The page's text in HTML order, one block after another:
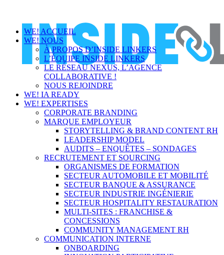
WE! ACCUEIL
WE! NOUS
À PROPOS D’INSIDE LINKERS
L’ÉQUIPE INSIDE LINKERS
LE RÉSEAU NEXUS, L’AGENCE
COLLABORATIVE !
NOUS REJOINDRE
WE! IA READY
WE! EXPERTISES
CORPORATE BRANDING
MARQUE EMPLOYEUR
STORYTELLING & BRAND CONTENT RH
LEADERSHIP MODEL
AUDITS – ENQUÊTES – SONDAGES
RECRUTEMENT ET SOURCING
ORGANISMES DE FORMATION
SECTEUR AUTOMOBILE ET MOBILITÉ
SECTEUR BANQUE & ASSURANCE
SECTEUR INDUSTRIE INGÉNIERIE
SECTEUR HOSPITALITY RESTAURATION
MULTI-SITES : FRANCHISE &
CONCESSIONS
COMMUNITY MANAGEMENT RH
COMMUNICATION INTERNE
ONBOARDING